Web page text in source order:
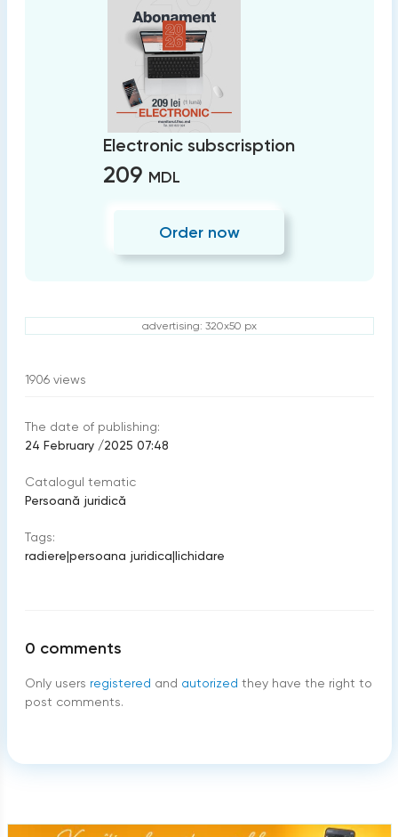
Electronic subscrisption
209 MDL
Order now
advertising: 320x50 px
1906 views
The date of publishing:
24 February /2025 07:48
Catalogul tematic
Persoană juridică
Tags:
radiere|persoana juridica|lichidare
0 comments
Only users registered and autorized they have the right to
post comments.